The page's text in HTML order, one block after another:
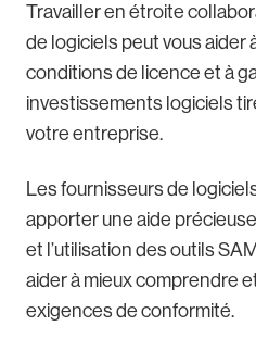
Travailler en étroite
de logiciels peut vous aider
conditions de licence et à
investissements logiciels
votre entreprise.
Les fournisseurs de
apporter une aide
et l’utilisation des outils
aider à mieux comprendre
exigences de conformité.